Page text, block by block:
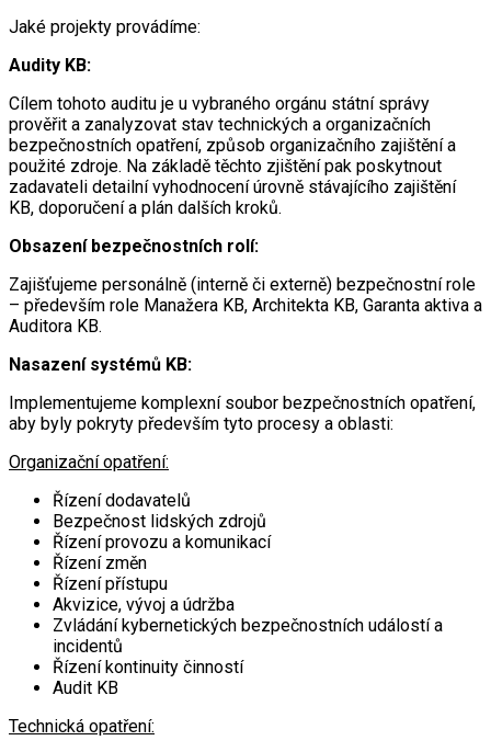
Jaké projekty provádíme:
Audity KB:
Cílem tohoto auditu je u vybraného orgánu státní správy
prověřit a zanalyzovat stav technických a organizačních
bezpečnostních opatření, způsob organizačního zajištění a
použité zdroje. Na základě těchto zjištění pak poskytnout
zadavateli detailní vyhodnocení úrovně stávajícího zajištění
KB, doporučení a plán dalších kroků.
Obsazení bezpečnostních rolí:
Zajišťujeme personálně (interně či externě) bezpečnostní role
– především role Manažera KB, Architekta KB, Garanta aktiva a
Auditora KB.
Nasazení systémů KB:
Implementujeme komplexní soubor bezpečnostních opatření,
aby byly pokryty především tyto procesy a oblasti:
Organizační opatření:
Řízení dodavatelů
Bezpečnost lidských zdrojů
Řízení provozu a komunikací
Řízení změn
Řízení přístupu
Akvizice, vývoj a údržba
Zvládání kybernetických bezpečnostních událostí a
incidentů
Řízení kontinuity činností
Audit KB
Technická opatření: